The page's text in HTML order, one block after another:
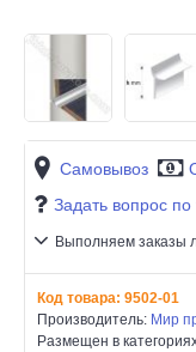
Самовывоз
Задать вопрос по
Выполняем заказы
Код товара: 9502-01
Производитель: Мир
Размещен в